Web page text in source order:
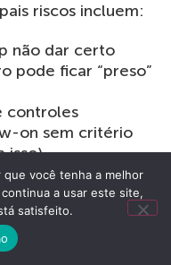
riscos incluem:
não dar certo
pode ficar “preso”
controles
on sem critério
isso)
fazer mais sentido
não como aposta
que você tenha a melhor
a usar este site,
satisfeito.